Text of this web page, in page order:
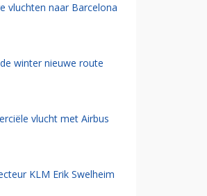
vluchten naar Barcelona
winter nieuwe route
vlucht met Airbus
KLM Erik Swelheim